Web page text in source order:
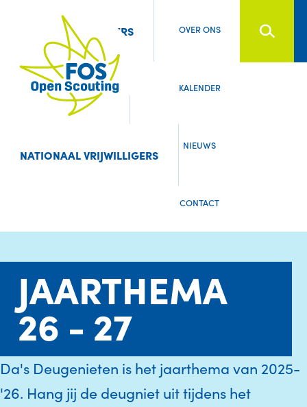
LEDEN & OUDERS
LEIDING
NATIONAAL VRIJWILLIGERS
OVER ONS
KALENDER
NIEUWS
CONTACT
JAARTHEMA
26 - 27
Da's Deugenieten is het jaarthema van 2025-
'26. Hang jij de deugniet uit tijdens het